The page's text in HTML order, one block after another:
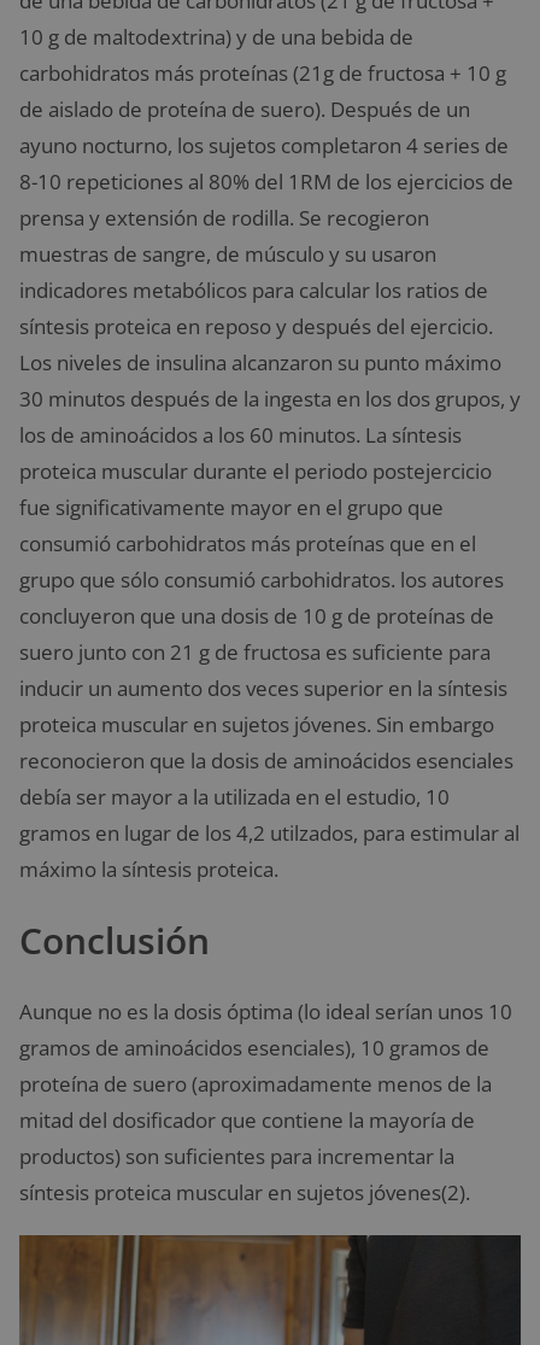
10 g de maltodextrina) y de una bebida de
carbohidratos más proteínas (21g de fructosa + 10 g
de aislado de proteína de suero). Después de un
ayuno nocturno, los sujetos completaron 4 series de
8-10 repeticiones al 80% del 1RM de los ejercicios de
prensa y extensión de rodilla. Se recogieron
muestras de sangre, de músculo y su usaron
indicadores metabólicos para calcular los ratios de
síntesis proteica en reposo y después del ejercicio.
Los niveles de insulina alcanzaron su punto máximo
30 minutos después de la ingesta en los dos grupos, y
los de aminoácidos a los 60 minutos. La síntesis
proteica muscular durante el periodo postejercicio
fue significativamente mayor en el grupo que
consumió carbohidratos más proteínas que en el
grupo que sólo consumió carbohidratos. los autores
concluyeron que una dosis de 10 g de proteínas de
suero junto con 21 g de fructosa es suficiente para
inducir un aumento dos veces superior en la síntesis
proteica muscular en sujetos jóvenes. Sin embargo
reconocieron que la dosis de aminoácidos esenciales
debía ser mayor a la utilizada en el estudio, 10
gramos en lugar de los 4,2 utilzados, para estimular al
máximo la síntesis proteica.
Conclusión
Aunque no es la dosis óptima (lo ideal serían unos 10
gramos de aminoácidos esenciales), 10 gramos de
proteína de suero (aproximadamente menos de la
mitad del dosificador que contiene la mayoría de
productos) son suficientes para incrementar la
síntesis proteica muscular en sujetos jóvenes(2).